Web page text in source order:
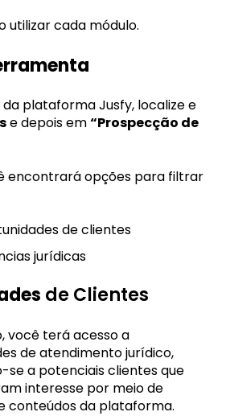
utilizar cada módulo.
plataforma Jusfy, localize e
e depois em“Prospecção de
encontrará opções para filtrar
de clientes
jurídicas
de Clientes
você terá acesso a
de atendimento jurídico,
a potenciais clientes que
interesse por meio de
conteúdos da plataforma.